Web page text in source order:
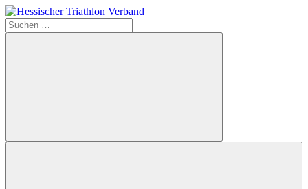
Zum
Inhalt
springen
Hessischer
Suchen
nach:
Suchen